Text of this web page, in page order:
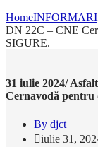
HomeINFORMARI
DN 22C – CNE
SIGURE.
31 iulie 2024/
Cernavodă
By djct
iulie 31,